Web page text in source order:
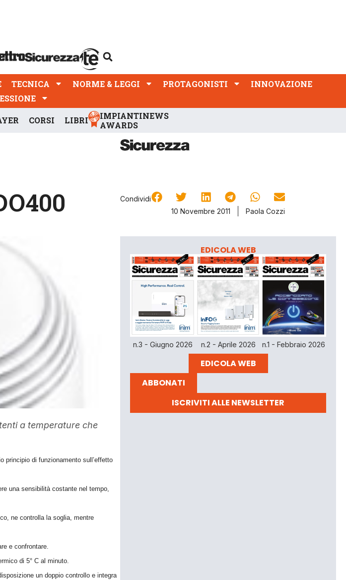
TECNICA NORME & LEGGI PROTAGONISTI
INNOVAZIONE
CORSI LIBRI
IMPIANTINEWS
AWARDS
Condividi
10 Novembre 2011
Paola Cozzi
a temperature che
principio di funzionamento sull’effetto
una sensibilità costante nel tempo,
ne controlla la soglia, mentre
e confrontare.
di 5° C al minuto.
un doppio controllo e integra
EDICOLA WEB
n.3 - Giugno 2026 n.2 - Aprile 2026 n.1 - Febbraio 2026
EDICOLA WEB
ABBONATI
ISCRIVITI ALLE NEWSLETTER